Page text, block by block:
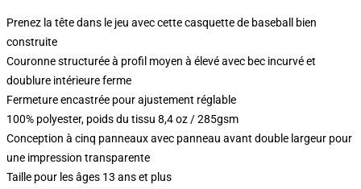
Prenez la tête dans le jeu avec cette casquette de baseball bien
construite
Couronne structurée à profil moyen à élevé avec bec incurvé et
doublure intérieure ferme
Fermeture encastrée pour ajustement réglable
100% polyester, poids du tissu 8,4 oz / 285gsm
Conception à cinq panneaux avec panneau avant double largeur pour
une impression transparente
Taille pour les âges 13 ans et plus